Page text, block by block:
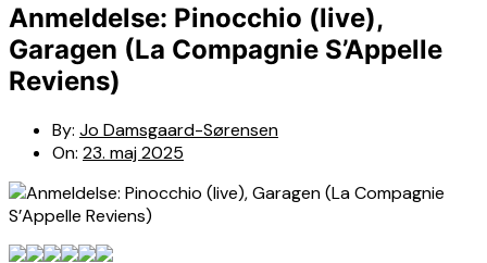
Anmeldelse: Pinocchio (live),
Garagen (La Compagnie S’Appelle
Reviens)
By: Jo Damsgaard-Sørensen
On: 23. maj 2025